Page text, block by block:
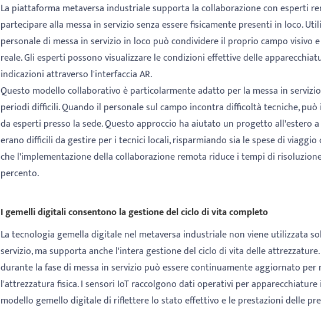
La piattaforma metaversa industriale supporta la collaborazione con esperti
partecipare alla messa in servizio senza essere fisicamente presenti in loco.
personale di messa in servizio in loco può condividere il proprio campo
reale. Gli esperti possono visualizzare le condizioni effettive delle
indicazioni attraverso l'interfaccia AR.
Questo modello collaborativo è particolarmente adatto per la messa in
periodi difficili. Quando il personale sul campo incontra difficoltà tecniche,
da esperti presso la sede. Questo approccio ha aiutato un progetto all'estero
erano difficili da gestire per i tecnici locali, risparmiando sia le spese di
che l'implementazione della collaborazione remota riduce i tempi di
percento.
I gemelli digitali consentono la gestione del ciclo di vita completo
La tecnologia gemella digitale nel metaversa industriale non viene utilizzata
servizio, ma supporta anche l'intera gestione del ciclo di vita delle
durante la fase di messa in servizio può essere continuamente aggiornato
l'attrezzatura fisica. I sensori IoT raccolgono dati operativi per
modello gemello digitale di riflettere lo stato effettivo e le prestazioni delle